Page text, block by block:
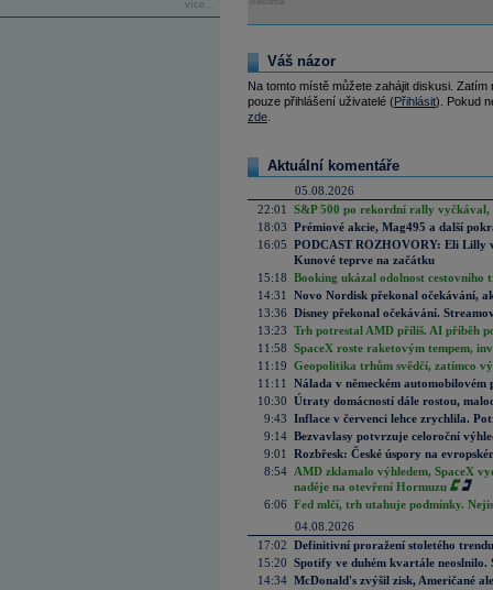
více...
Váš názor
Na tomto místě můžete zahájit diskusi.
pouze přihlášení uživatelé (Přihlásit). Pokud
zde
Aktuální komentáře
05.08.2026
22:01
S&P 500 po rekordní rally vyčkával,
18:03 Prémiové akcie, Mag495 a další
16:05 PODCAST ROZHOVORY: Eli Lilly
Kunové teprve na začátku
15:18 Booking ukázal odolnost cestovního
14:31
Novo Nordisk překonal očekávání,
13:36 Disney překonal očekávání.
13:23 Trh potrestal AMD příliš. AI příběh
11:58 SpaceX roste raketovým tempem,
11:19 Geopolitika trhům svědčí, zatímco
11:11
Nálada v německém automobilovém
10:30 Útraty domácností dále rostou,
9:43 Inflace v červenci lehce zrychlila.
9:14 Bezvavlasy potvrzuje celoroční
9:01
Rozbřesk: České úspory na
8:54 AMD zklamalo výhledem, SpaceX
naděje na otevření Hormuzu
6:06 Fed mlčí, trh utahuje podmínky.
04.08.2026
17:02 Definitivní proražení stoletého
15:20 Spotify ve duhém kvartále neoslnilo.
14:34 McDonald's zvýšil zisk, Američané